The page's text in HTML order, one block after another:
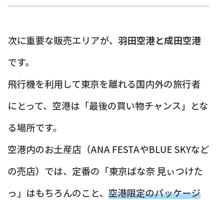
次に重要な販売エリアが、 羽田空港と成田空港
です。
飛行機を利用して東京を離れる国内外の旅行者
にとって、空港は「最後の買い物チャンス」とな
る場所です。
空港内のお土産店（ANA FESTAやBLUE SKYなど
の売店）では、定番の「東京ばな奈 見ぃつけた
っ」はもちろんのこと、 空港限定のパッケージ